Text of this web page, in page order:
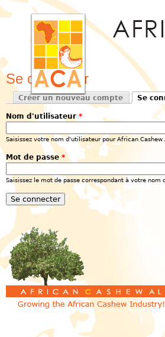
Se connecter
Onglets principaux
Créer un nouveau compte
Se
(onglet
Nom d'utilisateur *
Saisissez votre nom d'utilisateur pour African Cashew
Mot de passe *
Saisissez le mot de passe correspondant à votre nom